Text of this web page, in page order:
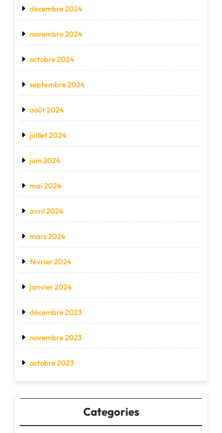
décembre 2024
novembre 2024
octobre 2024
septembre 2024
août 2024
juillet 2024
juin 2024
mai 2024
avril 2024
mars 2024
février 2024
janvier 2024
décembre 2023
novembre 2023
octobre 2023
Categories